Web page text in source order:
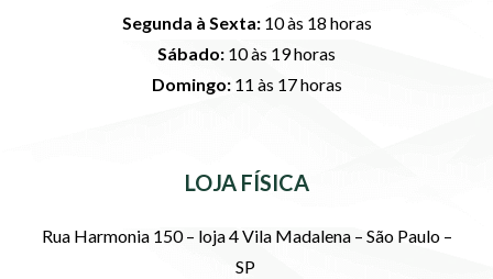
Segunda à Sexta:10 às 18 horas
Sábado: 10 às 19 horas
Domingo:11 às 17 horas
LOJA FÍSICA
Rua Harmonia 150 – loja 4 Vila Madalena – São Paulo –
SP